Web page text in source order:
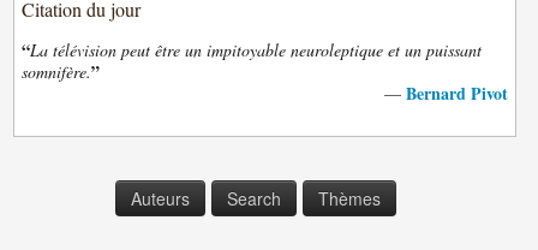
Citation du jour
“La télévision peut être un impitoyable neuroleptique et un puissant
somnifère.”
— Bernard Pivot
Auteurs Search Thèmes